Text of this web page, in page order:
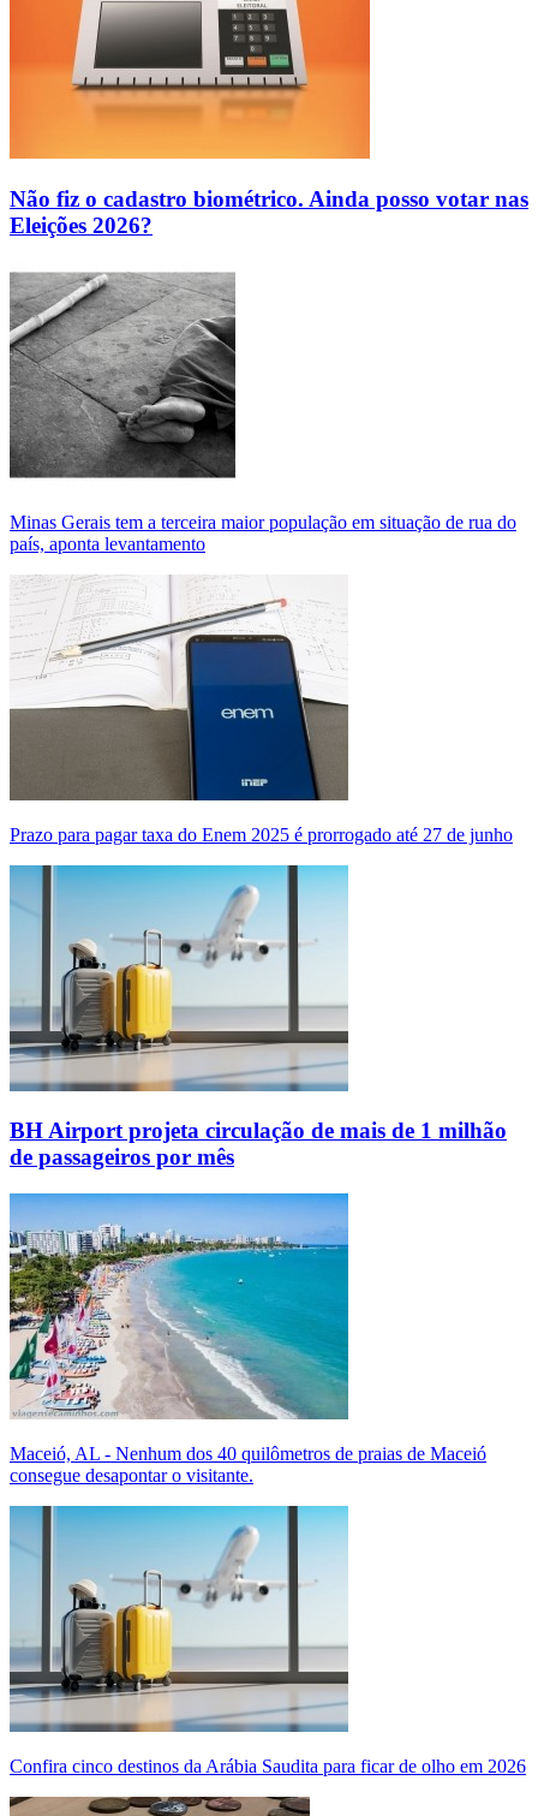
Não fiz o cadastro biométrico. Ainda posso votar nas
Eleições 2026?
Minas Gerais tem a terceira maior população em situação de rua do
país, aponta levantamento
Prazo para pagar taxa do Enem 2025 é prorrogado até 27 de junho
BH Airport projeta circulação de mais de 1 milhão
de passageiros por mês
Maceió, AL - Nenhum dos 40 quilômetros de praias de Maceió
consegue desapontar o visitante.
Confira cinco destinos da Arábia Saudita para ficar de olho em 2026